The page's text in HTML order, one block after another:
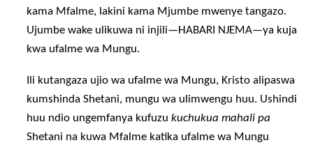
kama Mfalme, lakini kama Mjumbe mwenye tangazo.
Ujumbe wake ulikuwa ni injili—HABARI NJEMA—ya kuja
kwa ufalme wa Mungu.
Ili kutangaza ujio wa ufalme wa Mungu, Kristo alipaswa
kumshinda Shetani, mungu wa ulimwengu huu. Ushindi
huu ndio ungemfanya kufuzukuchukua mahali pa
Shetani na kuwa Mfalme katika ufalme wa Mungu